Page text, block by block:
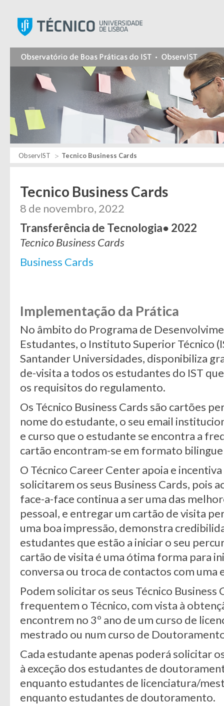
ObservIST Tecnico Business Cards
Tecnico Business Cards
8 de novembro, 2022
Transferência de Tecnologia● 2022
Tecnico Business Cards
Business Cards
Implementação da Prática
No âmbito do Programa de
Estudantes, o Instituto Superior Técnico
Santander Universidades, disponibiliza
de-visita a todos os estudantes do IST
os requisitos do regulamento.
Os Técnico Business Cards são cartões
nome do estudante, o seu email
e curso que o estudante se encontra a
cartão encontram-se em formato
O Técnico Career Center apoia e
solicitarem os seus Business Cards, pois
face-a-face continua a ser uma das
pessoal, e entregar um cartão de visita
uma boa impressão, demonstra
estudantes que estão a iniciar o seu
cartão de visita é uma ótima forma para
conversa ou troca de contactos com uma
Podem solicitar os seus Técnico Business
frequentem o Técnico, com vista à
encontrem no 3º ano de um curso de
mestrado ou num curso de
Cada estudante apenas poderá solicitar
à exceção dos estudantes de
enquanto estudantes de licenciatura/
enquanto estudantes de doutoramento.